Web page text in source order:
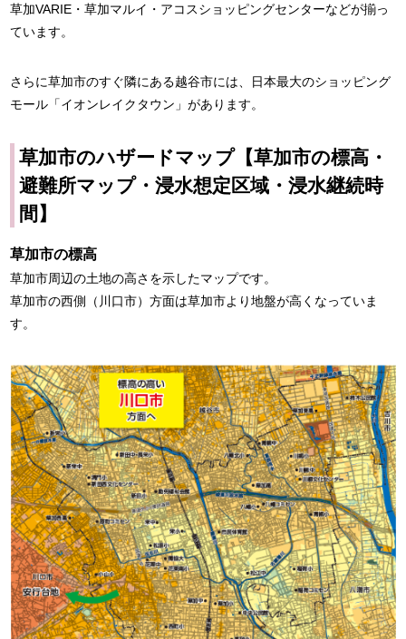
草加VARIE・草加マルイ・アコスショッピングセンターなどが揃っ
ています。
さらに草加市のすぐ隣にある越谷市には、日本最大のショッピング
モール「イオンレイクタウン」があります。
草加市のハザードマップ【草加市の標高・
避難所マップ・浸水想定区域・浸水継続時
間】
草加市の標高
草加市周辺の土地の高さを示したマップです。
草加市の西側（川口市）方面は草加市より地盤が高くなっていま
す。